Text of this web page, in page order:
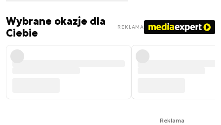
Wybrane okazje dla
Ciebie
REKLAMA
Reklama